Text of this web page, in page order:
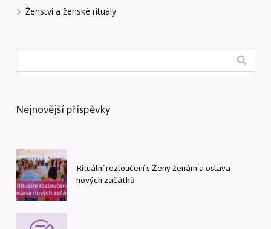
Ženství a ženské rituály
Nejnovější příspěvky
Rituální rozloučení s Ženy ženám a oslava
nových začátků